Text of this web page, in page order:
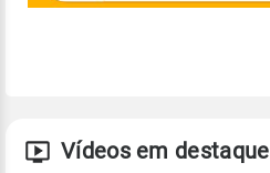
Vídeos em destaque